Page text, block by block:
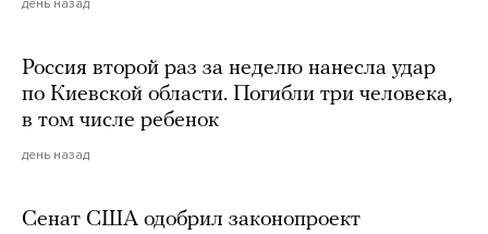
день назад
Россия второй раз за неделю нанесла удар
по Киевской области. Погибли три человека,
в том числе ребенок
день назад
Сенат США одобрил законопроект